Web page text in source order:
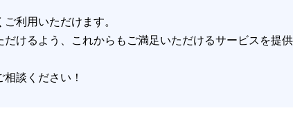
利用いただけます。
けるよう、これからもご満足いただけるサービスを提
談ください！